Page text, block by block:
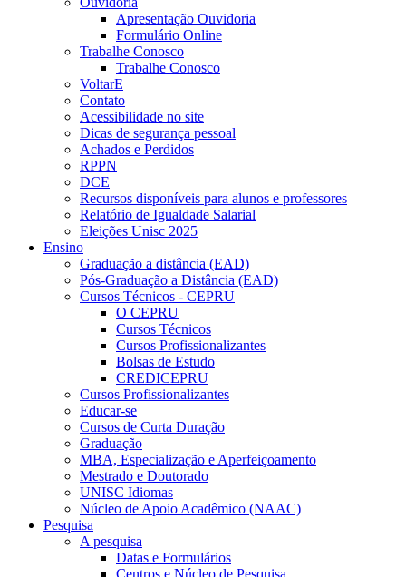
Apresentação Ouvidoria
Formulário Online
Trabalhe Conosco
Trabalhe Conosco
VoltarE
Contato
Acessibilidade no site
Dicas de segurança pessoal
Achados e Perdidos
RPPN
DCE
Recursos disponíveis para alunos e professores
Relatório de Igualdade Salarial
Eleições Unisc 2025
Ensino
Graduação a distância (EAD)
Pós-Graduação a Distância (EAD)
Cursos Técnicos - CEPRU
O CEPRU
Cursos Técnicos
Cursos Profissionalizantes
Bolsas de Estudo
CREDICEPRU
Cursos Profissionalizantes
Educar-se
Cursos de Curta Duração
Graduação
MBA, Especialização e Aperfeiçoamento
Mestrado e Doutorado
UNISC Idiomas
Núcleo de Apoio Acadêmico (NAAC)
Pesquisa
A pesquisa
Datas e Formulários